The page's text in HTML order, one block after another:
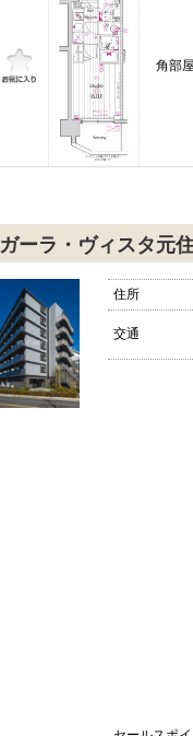
角部
ガーラ・ヴィスタ元
住所
交通